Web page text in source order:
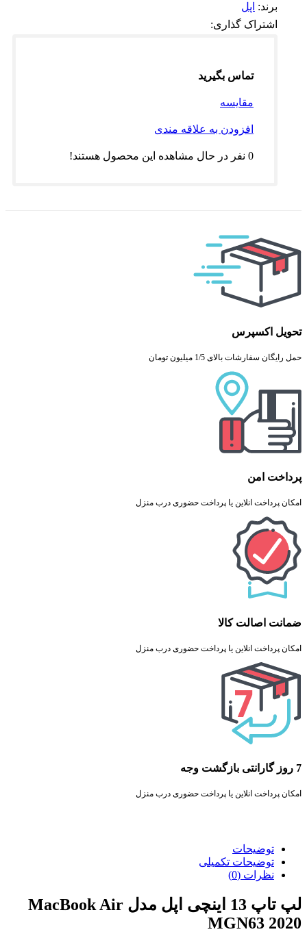
برند: اپل
اشتراک گذاری:
تماس بگیرید
مقایسه
افزودن به علاقه مندی
0 نفر در حال مشاهده این محصول هستند!
تحویل اکسپرس
حمل رایگان سفارشات بالای 1/5 میلیون تومان
پرداخت امن
امکان پرداخت انلاین یا پرداخت حضوری درب منزل
ضمانت اصالت کالا
امکان پرداخت انلاین یا پرداخت حضوری درب منزل
7 روز گارانتی بازگشت وجه
امکان پرداخت انلاین یا پرداخت حضوری درب منزل
توضیحات
توضیحات تکمیلی
نظرات (0)
لپ تاپ 13 اینچی اپل مدل MacBook Air
MGN63 2020